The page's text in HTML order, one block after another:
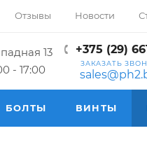
Отзывы Новости
13
- 17:00
+375 (29)
ЗАКАЗАТЬ
БОЛТЫ ВИНТЫ